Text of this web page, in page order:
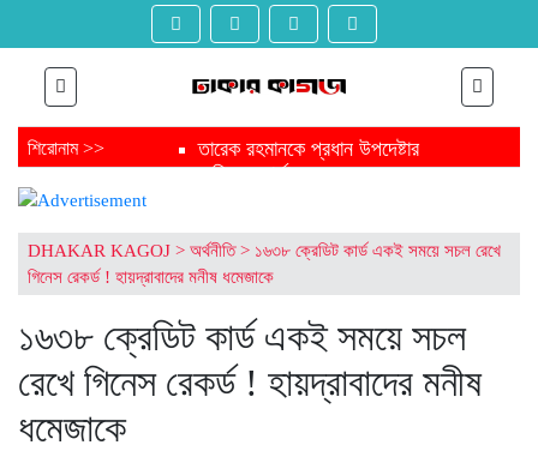
শিরোনাম >>
তারেক রহমানকে প্রধান উপদেষ্টার
অভিনন্দন বার্তা
ফাঁসির মঞ্চ থেকে নির্বাচন মঞ্চ জয় করে
এবার যাচ্ছেন সংসদে
ত্রয়োদশ জাতীয় সংসদ নির্বাচনে
চট্টগ্রামের এক গ্রাম থেকেই ৩ এমপি
সংসদে যাচ্ছেন পিন্টু-টুকু আপন দুই ভাই
ত্রয়োদশ জাতীয় সংসদ নির্বাচনে জয়ে
তারেক রহমানকে যুক্তরাজ্যের অভিনন্দন
DHAKAR KAGOJ > অর্থনীতি> ১৬৩৮ ক্রেডিট কার্ড একই সময়ে সচল রেখে
গিনেস রেকর্ড ! হায়দ্রাবাদের মনীষ ধমেজাকে
১৬৩৮ ক্রেডিট কার্ড একই সময়ে সচল
রেখে গিনেস রেকর্ড ! হায়দ্রাবাদের মনীষ
ধমেজাকে